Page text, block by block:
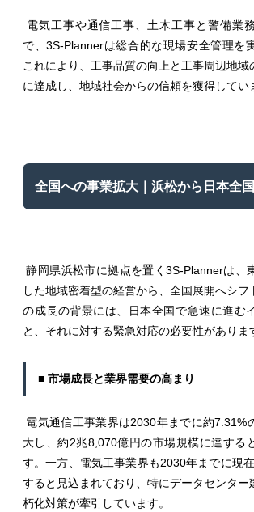
電気工事や通信工事、土木工事と警備業
で、3S-Plannerは総合的な現場安全管理を
これにより、工事品質の向上と工事周辺地域
に達成し、地域社会からの信頼を獲得してい
全国への事業拡大｜浜松から日本全
静岡県浜松市に拠点を置く3S-Plannerは、
した地域密着型の経営から、全国展開へシフ
の成長の背景には、日本全国で急速に進む
と、それに対する緊急対応の必要性がありま
■ 市場成長と業界需要の高まり
電気通信工事業界は2030年までに約7.31%
大し、約2兆8,070億円の市場規模に達する
す。一方、電気工事業界も2030年までに現
すると見込まれており、特にデータセンター
朽化対策が牽引しています。